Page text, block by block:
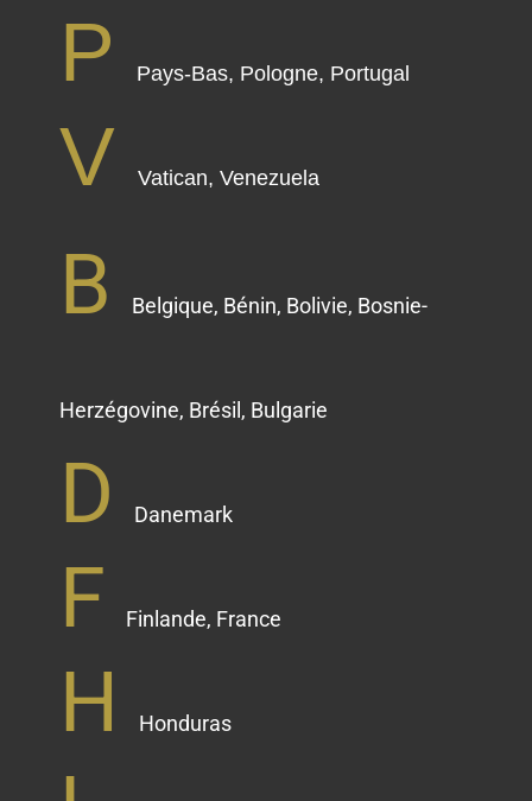
P Pays-Bas, Pologne, Portugal
V Vatican, Venezuela
B Belgique, Bénin, Bolivie, Bosnie-
Herzégovine, Brésil, Bulgarie
D Danemark
F Finlande, France
H Honduras